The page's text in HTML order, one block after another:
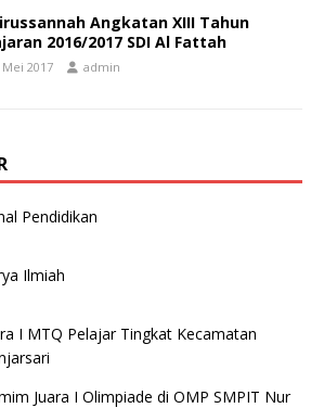
Angkatan XIII Tahun
2016/2017 SDI Al Fattah
Mei 2017 admin
Pendidikan
Ilmiah
I MTQ Pelajar Tingkat Kecamatan
Juara I Olimpiade di OMP SMPIT Nur